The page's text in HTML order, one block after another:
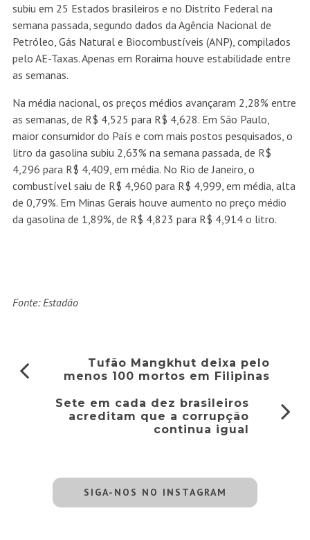
subiu em 25 Estados brasileiros e no Distrito Federal na
semana passada, segundo dados da Agência Nacional de
Petróleo, Gás Natural e Biocombustíveis (ANP), compilados
pelo AE-Taxas. Apenas em Roraima houve estabilidade entre
as semanas.
Na média nacional, os preços médios avançaram 2,28% entre
as semanas, de R$ 4,525 para R$ 4,628. Em São Paulo,
maior consumidor do País e com mais postos pesquisados, o
litro da gasolina subiu 2,63% na semana passada, de R$
4,296 para R$ 4,409, em média. No Rio de Janeiro, o
combustível saiu de R$ 4,960 para R$ 4,999, em média, alta
de 0,79%. Em Minas Gerais houve aumento no preço médio
da gasolina de 1,89%, de R$ 4,823 para R$ 4,914 o litro.
Fonte: Estadão
Tufão Mangkhut deixa pelo
menos 100 mortos em Filipinas
Sete em cada dez brasileiros
acreditam que a corrupção
continua igual
SIGA-NOS NO INSTAGRAM